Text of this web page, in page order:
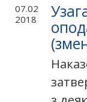
07.02
2018